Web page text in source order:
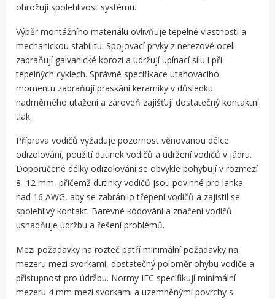
ohrožují spolehlivost systému.
Výběr montážního materiálu ovlivňuje tepelné vlastnosti a
mechanickou stabilitu. Spojovací prvky z nerezové oceli
zabraňují galvanické korozi a udržují upínací sílu i při
tepelných cyklech. Správné specifikace utahovacího
momentu zabraňují praskání keramiky v důsledku
nadměrného utažení a zároveň zajišťují dostatečný kontaktní
tlak.
Příprava vodičů vyžaduje pozornost věnovanou délce
odizolování, použití dutinek vodičů a udržení vodičů v jádru.
Doporučené délky odizolování se obvykle pohybují v rozmezí
8–12 mm, přičemž dutinky vodičů jsou povinné pro lanka
nad 16 AWG, aby se zabránilo třepení vodičů a zajistil se
spolehlivý kontakt. Barevné kódování a značení vodičů
usnadňuje údržbu a řešení problémů.
Mezi požadavky na rozteč patří minimální požadavky na
mezeru mezi svorkami, dostatečný poloměr ohybu vodiče a
přístupnost pro údržbu. Normy IEC specifikují minimální
mezeru 4 mm mezi svorkami a uzemněnými povrchy s